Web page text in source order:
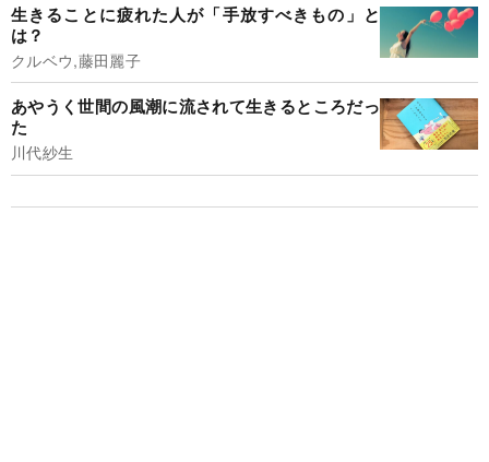
生きることに疲れた人が「手放すべきもの」と
は？
クルベウ,藤田麗子
あやうく世間の風潮に流されて生きるところだっ
た
川代紗生